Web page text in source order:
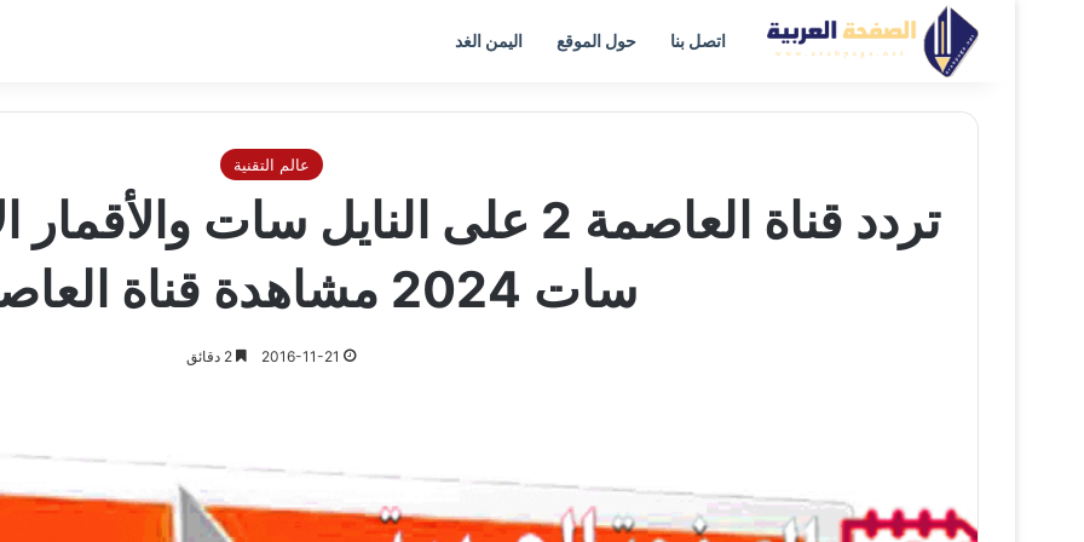
اتصل بنا حول الموقع اليمن الغد
عالم التقنية
تردد قناة العاصمة 2 على النايل سات
سات 2024 مشاهدة قناة العاصمة 1
2016-11-21